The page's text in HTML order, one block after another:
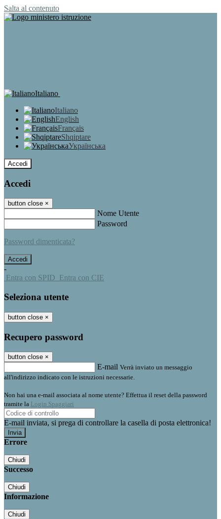
Salta al contenuto
Italiano
Italiano
English
Français
Shqiptare
Українська
Accedi
Accedi
button close ×
Nome Utente
Password
Password dimenticata?
-
Entra con SPID Entra con CIE
Seleziona utente
button close ×
Recupero password
button close ×
E-mail Verrà inviato un messaggio
all'indirizzo indicato con le istruzioni necessarie.
Non hai una e-mail associata al nome utente? Effettua il reset della password
tramite la Login Spaggiari
E-mail inviata, si prega di controllare la casella di posta elettronica!
Errore
Chiudi
Successo
Chiudi
Informazione
Chiudi